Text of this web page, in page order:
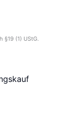
§19 (1) UStG.